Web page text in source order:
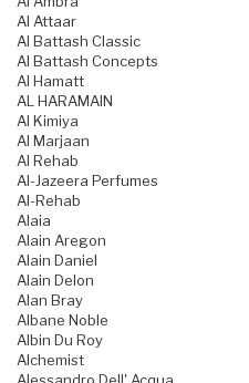
Al Attaar
Al Battash Classic
Al Battash Concepts
Al Hamatt
AL HARAMAIN
Al Kimiya
Al Marjaan
Al Rehab
Al-Jazeera Perfumes
Al-Rehab
Alaia
Alain Aregon
Alain Daniel
Alain Delon
Alan Bray
Albane Noble
Albin Du Roy
Alchemist